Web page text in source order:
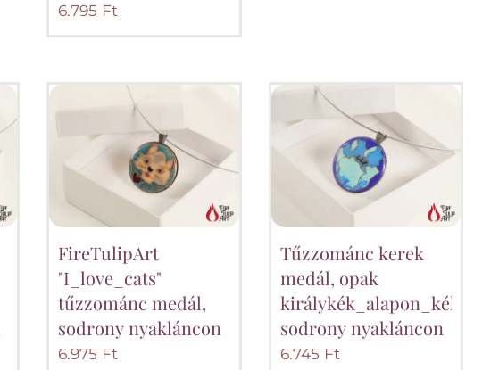
6.795 Ft
FireTulipArt
"I_love_cats"
tűzzománc medál,
sodrony nyakláncon
6.975 Ft
Tűzzománc kerek
medál, opak
sodrony nyakláncon
6.745 Ft